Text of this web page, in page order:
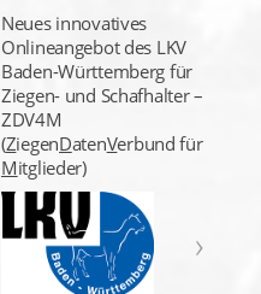
Neues innovatives
Onlineangebot des LKV
Baden-Württemberg für
Ziegen- und Schafhalter –
ZDV4M
(ZiegenDatenVerbund für
Mitglieder)